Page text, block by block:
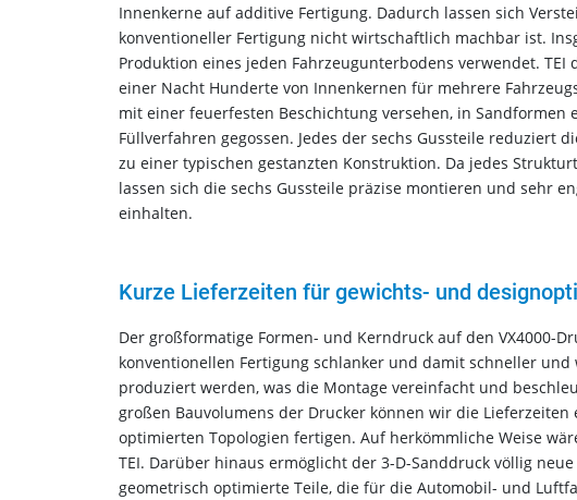
Innenkerne auf additive Fertigung. Dadurch lassen sich
konventioneller Fertigung nicht wirtschaftlich machbar ist.
Produktion eines jeden Fahrzeugunterbodens verwendet.
einer Nacht Hunderte von Innenkernen für mehrere
mit einer feuerfesten Beschichtung versehen, in
Füllverfahren gegossen. Jedes der sechs Gussteile reduziert
zu einer typischen gestanzten Konstruktion. Da jedes
lassen sich die sechs Gussteile präzise montieren und sehr
einhalten.
Kurze Lieferzeiten für gewichts- und
Der großformatige Formen- und Kerndruck auf den VX4000-
konventionellen Fertigung schlanker und damit schneller
produziert werden, was die Montage vereinfacht und
großen Bauvolumens der Drucker können wir die
optimierten Topologien fertigen. Auf herkömmliche Weise
TEI. Darüber hinaus ermöglicht der 3-D-Sanddruck völlig
geometrisch optimierte Teile, die für die Automobil- und